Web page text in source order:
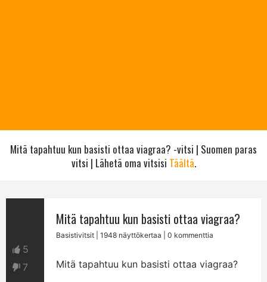
Mitä tapahtuu kun basisti ottaa viagraa? -vitsi | Suomen paras
vitsi | Lähetä oma vitsisi Täältä.
5
7
Mitä tapahtuu kun basisti ottaa viagraa?
Basistivitsit | 1948 näyttökertaa | 0 kommenttia
Mitä tapahtuu kun basisti ottaa viagraa?